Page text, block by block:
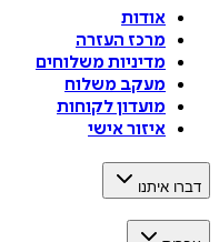
אודות
מרכז העזרה
מדיניות משלוחים
מעקב משלוח
מועדון לקוחות
איזור אישי
דברו איתנו